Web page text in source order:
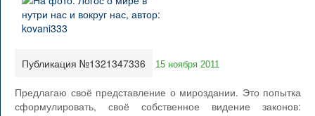
Публикация №1321347336 15 ноября 2011
Предлагаю своё представление о мироздании. Это попытка
сформулировать, своё собственное видение законов: